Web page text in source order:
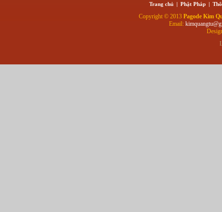
Trang chủ | Phật Pháp |
Copyright © 2013 Pagode Kim
Email: